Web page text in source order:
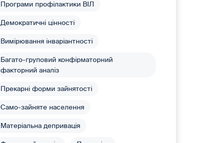
Програми профілактики ВІЛ
Демократичні цінності
Вимірювання інваріантності
Багато-груповий конфірматорний
факторний аналіз
Прекарні форми зайнятості
Само-зайняте населення
Матеріальна депривація